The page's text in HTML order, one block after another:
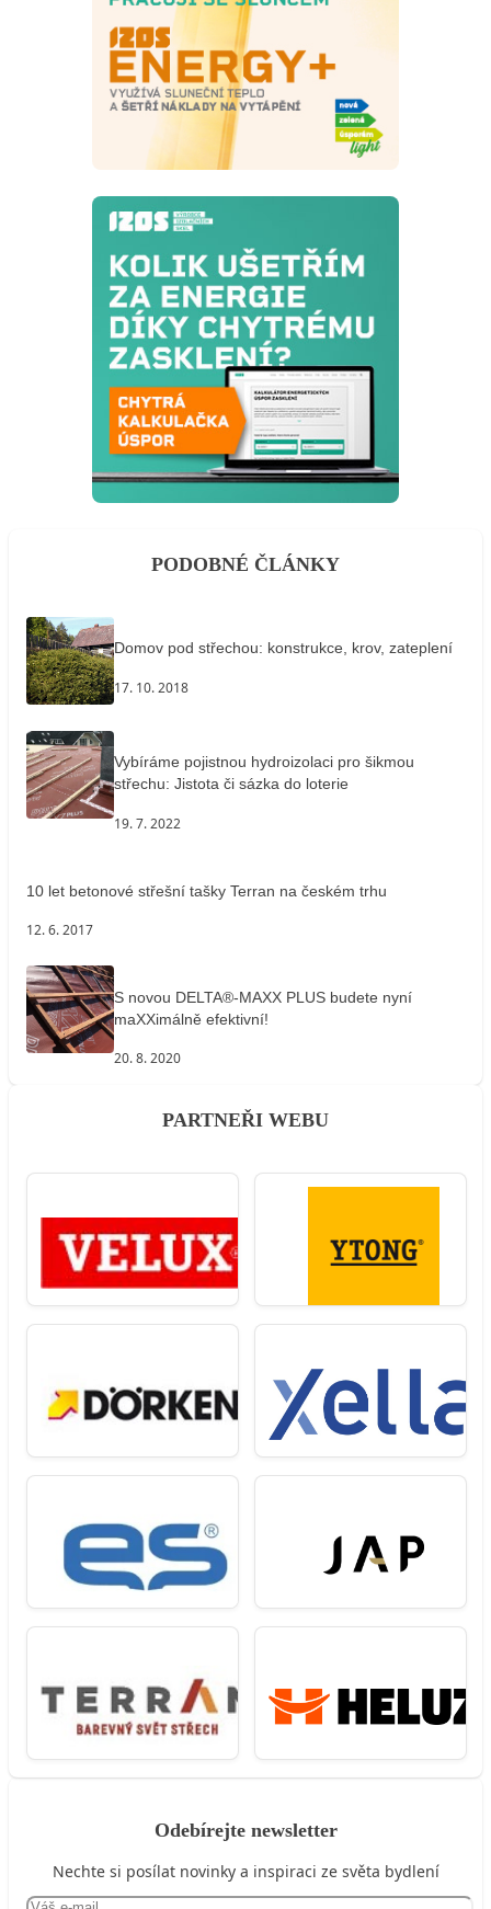
PODOBNÉ ČLÁNKY
Domov pod střechou: konstrukce, krov, zateplení
17. 10. 2018
Vybíráme pojistnou hydroizolaci pro šikmou
střechu: Jistota či sázka do loterie
19. 7. 2022
10 let betonové střešní tašky Terran na českém trhu
12. 6. 2017
S novou DELTA®-MAXX PLUS budete nyní
maXXimálně efektivní!
20. 8. 2020
PARTNEŘI WEBU
Odebírejte newsletter
Nechte si posílat novinky a inspiraci ze světa bydlení